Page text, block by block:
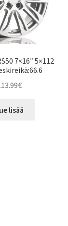
7×16″ 5×112
€
lisää